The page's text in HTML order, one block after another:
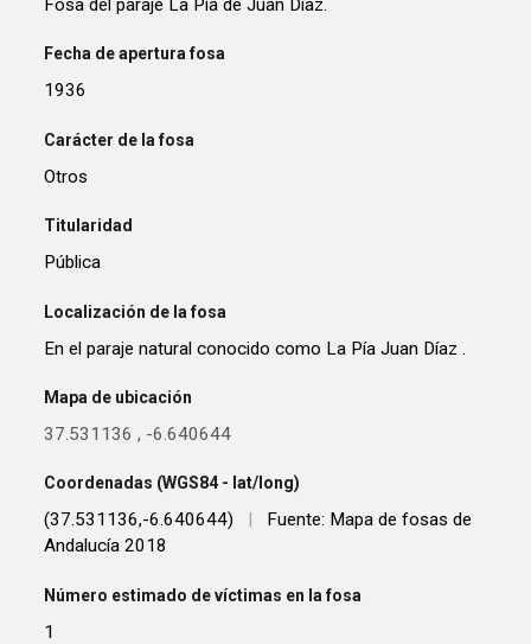
Fosa del paraje La Pía de Juan Díaz.
Fecha de apertura fosa
1936
Carácter de la fosa
Otros
Titularidad
Pública
Localización de la fosa
En el paraje natural conocido como La Pía Juan Díaz .
Mapa de ubicación
37.531136 , -6.640644
Coordenadas (WGS84 - lat/long)
(37.531136,-6.640644)
Fuente: Mapa de fosas de
Andalucía 2018
Número estimado de víctimas en la fosa
1